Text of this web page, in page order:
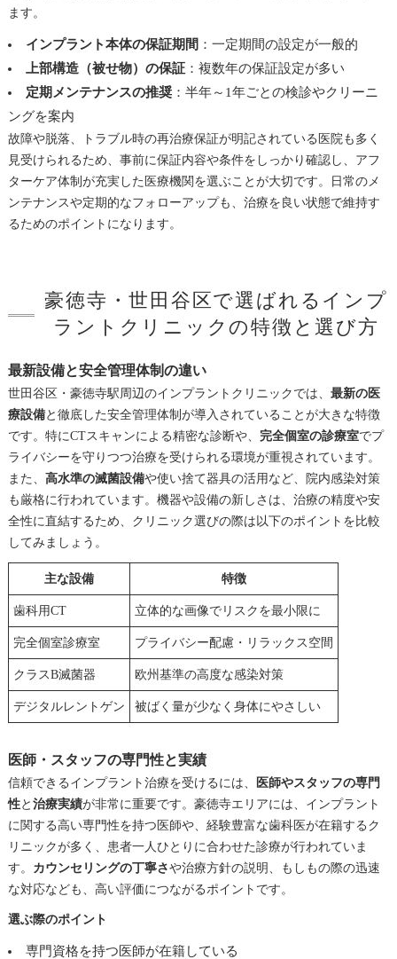
ます。
インプラント本体の保証期間 ：一定期間の設定が一般的
上部構造（被せ物）の保証：複数年の保証設定が多い
定期メンテナンスの推奨：半年～1年ごとの検診やクリーニ
ングを案内
故障や脱落、トラブル時の再治療保証が明記されている医院も多く
見受けられるため、事前に保証内容や条件をしっかり確認し、アフ
ターケア体制が充実した医療機関を選ぶことが大切です。日常のメ
ンテナンスや定期的なフォローアップも、治療を良い状態で維持す
るためのポイントになります。
豪徳寺・世田谷区で選ばれるインプ
ラントクリニックの特徴と選び方
最新設備と安全管理体制の違い
世田谷区・豪徳寺駅周辺のインプラントクリニックでは、 最新の医
療設備と徹底した安全管理体制が導入されていることが大きな特徴
です。特にCTスキャンによる精密な診断や、 完全個室の診療室でプ
ライバシーを守りつつ治療を受けられる環境が重視されています。
また、 高水準の滅菌設備や使い捨て器具の活用など、院内感染対策
も厳格に行われています。機器や設備の新しさは、治療の精度や安
全性に直結するため、クリニック選びの際は以下のポイントを比較
してみましょう。
主な設備 特徴
歯科用CT 立体的な画像でリスクを最小限に
完全個室診療室 プライバシー配慮・リラックス空間
クラスB滅菌器 欧州基準の高度な感染対策
デジタルレントゲン 被ばく量が少なく身体にやさしい
医師・スタッフの専門性と実績
信頼できるインプラント治療を受けるには、
医師やスタッフの専門
性と 治療実績が非常に重要です。豪徳寺エリアには、インプラント
に関する高い専門性を持つ医師や、経験豊富な歯科医が在籍するク
リニックが多く、患者一人ひとりに合わせた診療が行われていま
す。 カウンセリングの丁寧さや治療方針の説明、もしもの際の迅速
な対応なども、高い評価につながるポイントです。
選ぶ際のポイント
専門資格を持つ医師が在籍している